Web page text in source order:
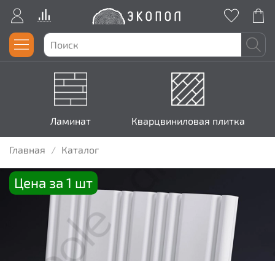
Ламинат Кварцвиниловая плитка
Главная Каталог
Цена за 1 шт